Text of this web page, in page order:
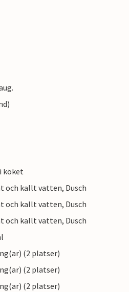
köket
och kallt vatten, Dusch
och kallt vatten, Dusch
och kallt vatten, Dusch
(2 platser)
(2 platser)
(2 platser)